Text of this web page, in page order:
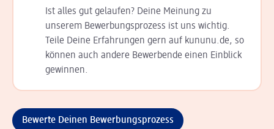
Ist alles gut gelaufen? Deine Meinung zu
unserem Bewerbungsprozess ist uns wichtig.
Teile Deine Erfahrungen gern auf kununu.de, so
können auch andere Bewerbende einen Einblick
gewinnen.
Bewerte Deinen Bewerbungsprozess